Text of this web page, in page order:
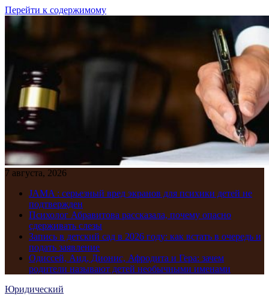
Перейти к содержимому
7 августа, 2026
JAMA : серьезный вред экранов для психики детей не
подтвержден
Психолог Абравитова рассказала, почему опасно
сдерживать слезы
Запись в детский сад в 2026 году: как встать в очередь и
подать заявление
Одиссей, Аид, Дионис, Афродита и Гера: зачем
родители называют детей необычными именами
Юридический